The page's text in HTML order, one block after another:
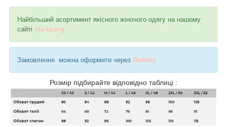
Найбільший асортимент якісного жіночого одягу на нашому
сайті ola-la.org
Замовлення можна оформити через Вайбер
Розмір підбирайте відповідно таблиці :